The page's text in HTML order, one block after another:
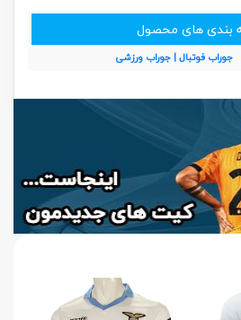
بندی های محصول
جوراب فوتبال | جوراب ورزشی